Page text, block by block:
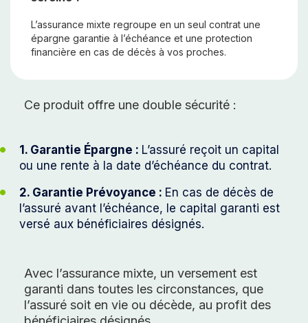
L’assurance mixte regroupe en un seul contrat une
épargne garantie à l’échéance et une protection
financière en cas de décès à vos proches.
Ce produit offre une double sécurité :
1. Garantie Épargne : L’assuré reçoit un capital
ou une rente à la date d’échéance du contrat.
2. Garantie Prévoyance : En cas de décès de
l’assuré avant l’échéance, le capital garanti est
versé aux bénéficiaires désignés.
Avec l’assurance mixte, un versement est
garanti dans toutes les circonstances, que
l’assuré soit en vie ou décède, au profit des